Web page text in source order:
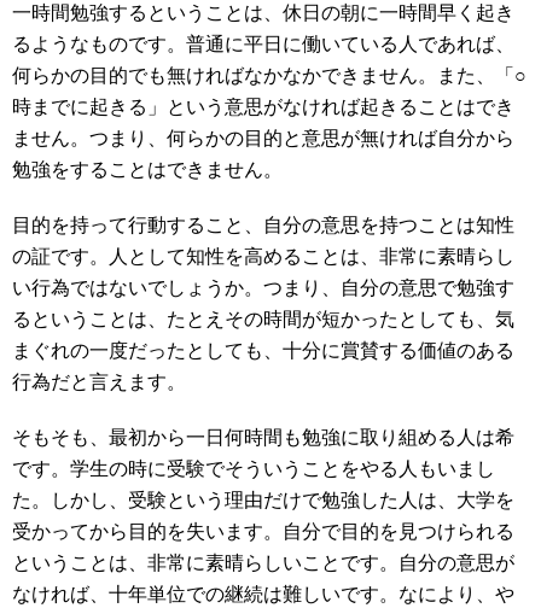
一時間勉強するということは、休日の朝に一時間早く起き
るようなものです。普通に平日に働いている人であれば、
何らかの目的でも無ければなかなかできません。また、「○
時までに起きる」という意思がなければ起きることはでき
ません。つまり、何らかの目的と意思が無ければ自分から
勉強をすることはできません。
目的を持って行動すること、自分の意思を持つことは知性
の証です。人として知性を高めることは、非常に素晴らし
い行為ではないでしょうか。つまり、自分の意思で勉強す
るということは、たとえその時間が短かったとしても、気
まぐれの一度だったとしても、十分に賞賛する価値のある
行為だと言えます。
そもそも、最初から一日何時間も勉強に取り組める人は希
です。学生の時に受験でそういうことをやる人もいまし
た。しかし、受験という理由だけで勉強した人は、大学を
受かってから目的を失います。自分で目的を見つけられる
ということは、非常に素晴らしいことです。自分の意思が
なければ、十年単位での継続は難しいです。なにより、や